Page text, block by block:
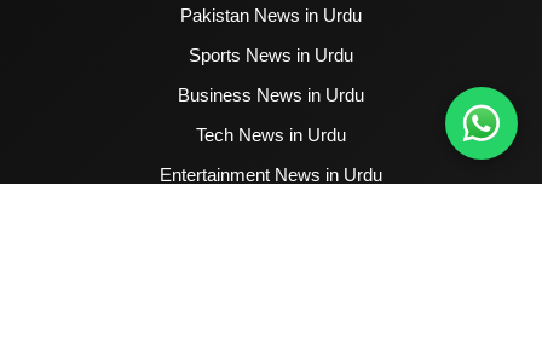
Pakistan News in Urdu
Sports News in Urdu
Business News in Urdu
Tech News in Urdu
Entertainment News in Urdu